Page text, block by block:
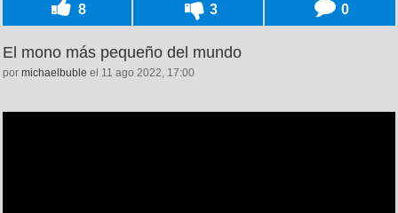
8 3 0
El mono más pequeño del mundo
por michaelbuble el 11 ago 2022, 17:00